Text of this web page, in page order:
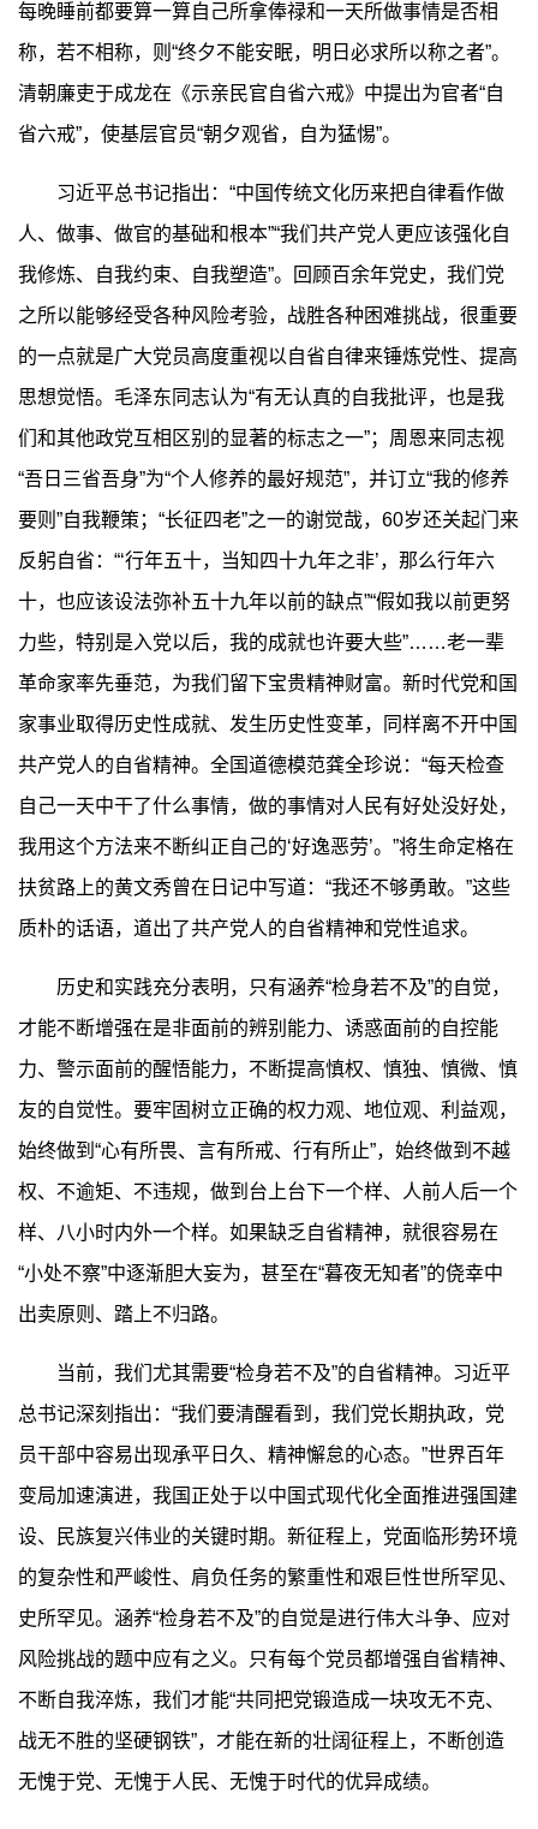
每晚睡前都要算一算自己所拿俸禄和一天所做事情是否相
称，若不相称，则“终夕不能安眠，明日必求所以称之者”。
清朝廉吏于成龙在《示亲民官自省六戒》中提出为官者“自
省六戒”，使基层官员“朝夕观省，自为猛惕”。
习近平总书记指出：“中国传统文化历来把自律看作做
人、做事、做官的基础和根本”“我们共产党人更应该强化自
我修炼、自我约束、自我塑造”。回顾百余年党史，我们党
之所以能够经受各种风险考验，战胜各种困难挑战，很重要
的一点就是广大党员高度重视以自省自律来锤炼党性、提高
思想觉悟。毛泽东同志认为“有无认真的自我批评，也是我
们和其他政党互相区别的显著的标志之一”；周恩来同志视
“吾日三省吾身”为“个人修养的最好规范”，并订立“我的修养
要则”自我鞭策；“长征四老”之一的谢觉哉，60岁还关起门来
反躬自省：“‘行年五十，当知四十九年之非’，那么行年六
十，也应该设法弥补五十九年以前的缺点”“假如我以前更努
力些，特别是入党以后，我的成就也许要大些”……老一辈
革命家率先垂范，为我们留下宝贵精神财富。新时代党和国
家事业取得历史性成就、发生历史性变革，同样离不开中国
共产党人的自省精神。全国道德模范龚全珍说：“每天检查
自己一天中干了什么事情，做的事情对人民有好处没好处，
我用这个方法来不断纠正自己的‘好逸恶劳’。”将生命定格在
扶贫路上的黄文秀曾在日记中写道：“我还不够勇敢。”这些
质朴的话语，道出了共产党人的自省精神和党性追求。
历史和实践充分表明，只有涵养“检身若不及”的自觉，
才能不断增强在是非面前的辨别能力、诱惑面前的自控能
力、警示面前的醒悟能力，不断提高慎权、慎独、慎微、慎
友的自觉性。要牢固树立正确的权力观、地位观、利益观，
始终做到“心有所畏、言有所戒、行有所止”，始终做到不越
权、不逾矩、不违规，做到台上台下一个样、人前人后一个
样、八小时内外一个样。如果缺乏自省精神，就很容易在
“小处不察”中逐渐胆大妄为，甚至在“暮夜无知者”的侥幸中
出卖原则、踏上不归路。
当前，我们尤其需要“检身若不及”的自省精神。习近平
总书记深刻指出：“我们要清醒看到，我们党长期执政，党
员干部中容易出现承平日久、精神懈怠的心态。”世界百年
变局加速演进，我国正处于以中国式现代化全面推进强国建
设、民族复兴伟业的关键时期。新征程上，党面临形势环境
的复杂性和严峻性、肩负任务的繁重性和艰巨性世所罕见、
史所罕见。涵养“检身若不及”的自觉是进行伟大斗争、应对
风险挑战的题中应有之义。只有每个党员都增强自省精神、
不断自我淬炼，我们才能“共同把党锻造成一块攻无不克、
战无不胜的坚硬钢铁”，才能在新的壮阔征程上，不断创造
无愧于党、无愧于人民、无愧于时代的优异成绩。